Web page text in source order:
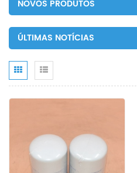
NOVOS PRODUTOS
ÚLTIMAS NOTÍCIAS